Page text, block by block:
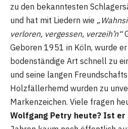
zu den bekanntesten
und hat mit Liedern wie
verloren, vergessen, verzeih’n“
Geboren 1951 in Köln, wurde
bodenständige Art schnell zu
und seine langen
Holzfällerhemd wurden zu
Markenzeichen. Viele fragen
Wolfgang Petry heute? Ist er